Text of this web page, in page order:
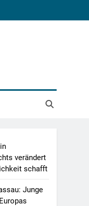
verändert
schafft
Junge